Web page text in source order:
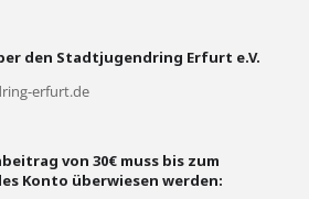
den Stadtjugendring Erfurt e.V.
erfurt.de
von 30€ muss bis zum
Konto überwiesen werden: